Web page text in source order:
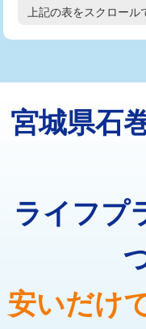
え）
マス交換（土の掘削・
マス交換（深さ50㎝以上
コンクリート斫り（厚
モルタル補修（厚さ10
廃棄・処分
高度高圧洗浄換
トーラー機使用/3mまで
追加トーラー機使用/3m
止水・漏水調査・防水
止水・漏水調査・防水
止水・漏水調査・防水
上記の表をスクロール
宮城県石
ライフプ
安いだけ